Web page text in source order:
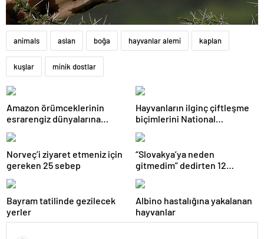
animals aslan boğa hayvanlar alemi kaplan
kuşlar minik dostlar
Amazon örümceklerinin
esrarengiz dünyalarına
Hayvanların ilginç çiftleşme
biçimlerini National
Norveç’i ziyaret etmeniz için
gereken 25 sebep
“Slovakya’ya neden
gitmedim” dedirten 12
Bayram tatilinde gezilecek
yerler
Albino hastalığına yakalanan
hayvanlar